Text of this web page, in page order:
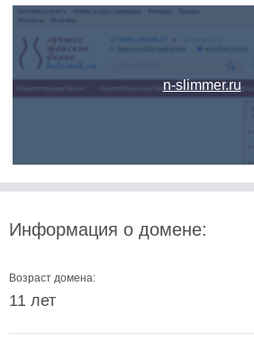
n-slimmer.ru
Информация о домене:
Возраст домена:
11 лет